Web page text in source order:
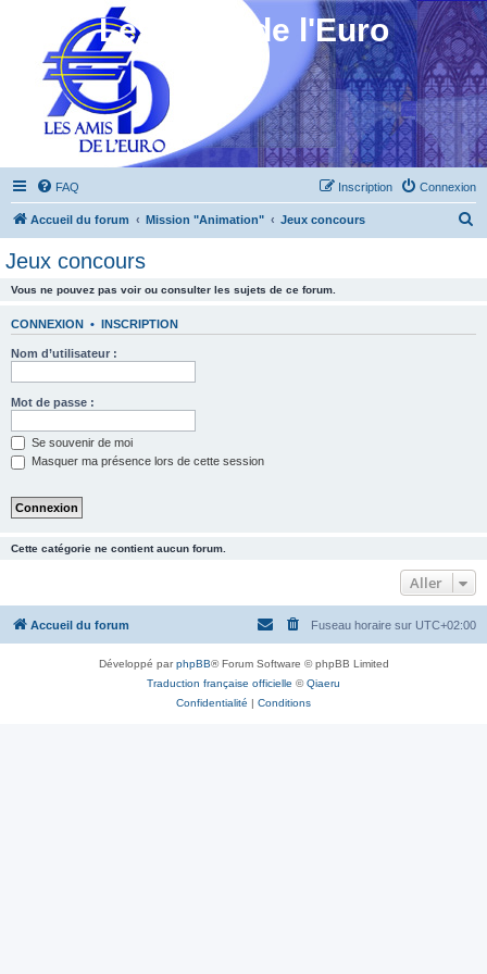
Les Amis de l'Euro
FAQ Connexion
Inscription
Accueil du forum Mission "Animation" Jeux concours
Jeux concours
Vous ne pouvez pas voir ou consulter les sujets de ce forum.
CONNEXION • INSCRIPTION
Nom d’utilisateur :
Mot de passe :
Se souvenir de moi
Masquer ma présence lors de cette session
Cette catégorie ne contient aucun forum.
Aller
Accueil du forum Fuseau horaire sur UTC+02:00
Développé parphpBB® Forum Software © phpBB Limited
Traduction française officielle ©Qiaeru
Confidentialité | Conditions